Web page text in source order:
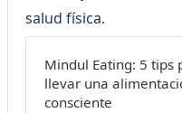
salud física.
Mindul Eating: 5 tips
llevar una
consciente